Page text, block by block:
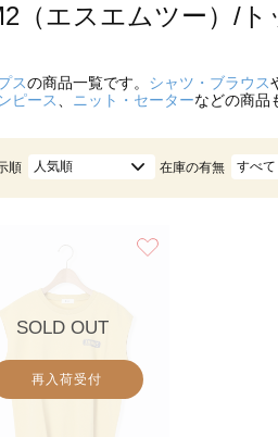
（エスエムツー）/
スの商品一覧です。 シャツ・ブラウス
ピース ニット・セーターなどの商品
順 人気順 在庫の有無 すべて
SOLD OUT
再入荷受付